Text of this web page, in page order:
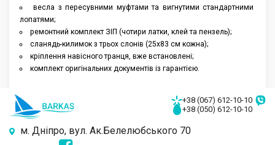
весла з пересувними муфтами та вигнутими стандартними
лопатями;
ремонтний комплект ЗІП (чотири латки, клей та пензель);
сланядь-килимок з трьох слонів (25х83 см кожна);
кріплення навісного транця, вже встановлені;
комплект оригінальних документів із гарантією.
+38 (067) 612-10-10
+38 (050) 612-10-10
м. Дніпро, вул. Ак.Белелюбського 70